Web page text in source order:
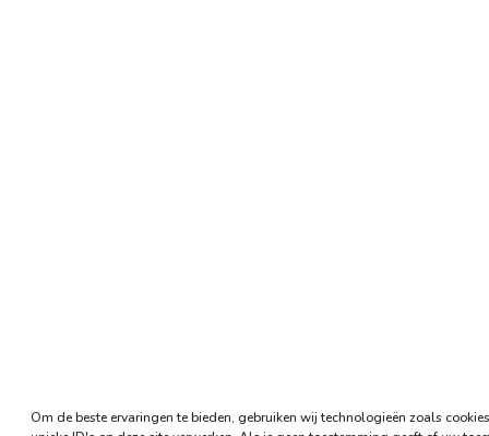
Om de beste ervaringen te bieden, gebruiken wij technologieën zoals